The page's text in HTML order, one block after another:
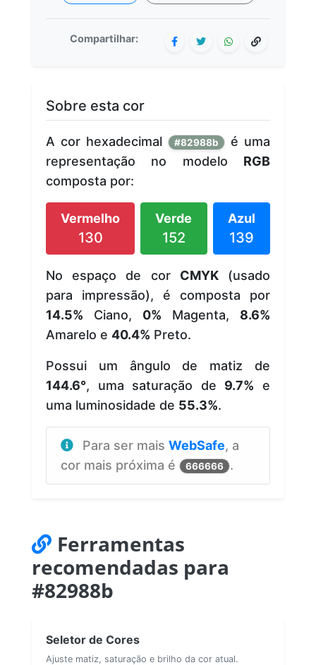
Compartilhar:
Sobre esta cor
A cor hexadecimal #82988b
é uma
representação no modelo RGB
composta por:
Vermelho
130
Verde
152
Azul
139
No espaço de cor CMYK(usado
para impressão), é composta por
14.5% Ciano, 0% Magenta, 8.6%
Amarelo e 40.4% Preto.
Possui um ângulo de matiz de
144.6°, uma saturação de 9.7% e
uma luminosidade de 55.3%.
Para ser mais WebSafe, a
cor mais próxima é
666666 .
Ferramentas
recomendadas para
#82988b
Seletor de Cores
Ajuste matiz, saturação e brilho da cor atual.